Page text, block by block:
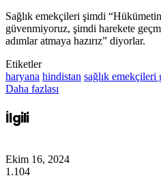
Sağlık emekçileri şimdi
güvenmiyoruz, şimdi harekete
adımlar atmaya hazırız” diyorlar.
Etiketler
haryana hindistan sağlık emekçileri
Daha fazlası
İlgili
Ekim 16, 2024
1.104